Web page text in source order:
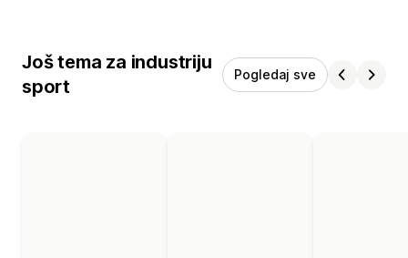
Još tema za industriju
sport
Pogledaj sve